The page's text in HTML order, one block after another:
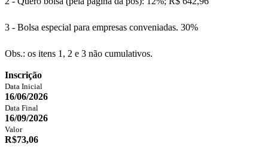
3 - Bolsa especial para empresas conveniadas. 30%
Obs.: os itens 1, 2 e 3 não cumulativos.
Inscrição
Data Inicial
16/06/2026
Data Final
16/09/2026
Valor
R$73,06